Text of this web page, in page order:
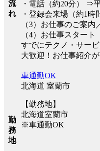
流
れ
・電話（約20分） ⇒
・登録会来場（約1
（3）お仕事のご案
（4）お仕事スタート
すでにテクノ・サー
大歓迎！お仕事紹介が
勤
務
地
車通勤OK
北海道 室蘭市
【勤務地】
北海道室蘭市
※車通勤OK